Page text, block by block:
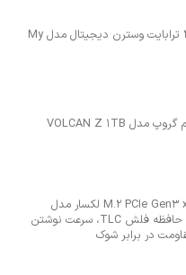
هارددیسک اکسترنال 24 ترابایت وسترن دیجیتال مدل My
اس اس دی اینترنال تیم گروپ مدل VOLCAN Z 1TB
حافظه SSD اینترنال M.2 PCIe Gen3 x4 لکسار مدل
NM620 ظرفیت 2TB با حافظه فلش TLC، سرعت نوشتن